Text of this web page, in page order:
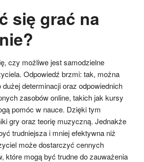
się grać na
czy możliwe jest samodzielne
Odpowiedź brzmi: tak, można
determinacji oraz odpowiednich
zasobów online, takich jak kursy
pomóc w nauce. Dzięki tym
gry oraz teorię muzyczną. Jednakże
trudniejsza i mniej efektywna niż
może dostarczyć cennych
które mogą być trudne do zauważenia